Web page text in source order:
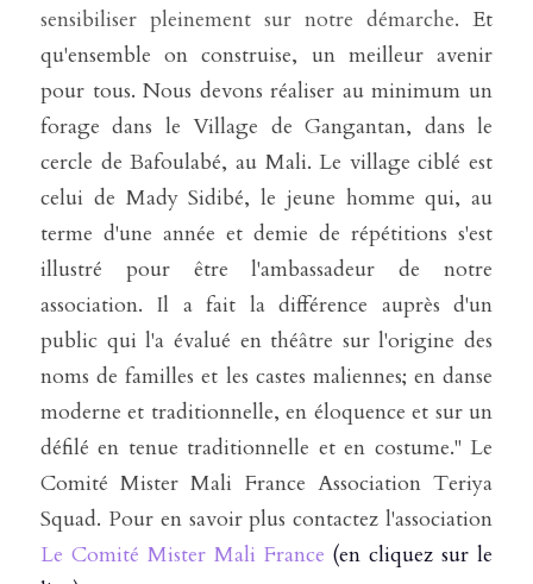
sensibiliser pleinement sur notre démarche. Et
qu'ensemble on construise, un meilleur avenir
pour tous. Nous devons réaliser au minimum un
forage dans le Village de Gangantan, dans le
cercle de Bafoulabé, au Mali. Le village ciblé est
celui de Mady Sidibé, le jeune homme qui, au
terme d'une année et demie de répétitions s'est
illustré pour être l'ambassadeur de notre
association. Il a fait la différence auprès d'un
public qui l'a évalué en théâtre sur l'origine des
noms de familles et les castes maliennes; en danse
moderne et traditionnelle, en éloquence et sur un
défilé en tenue traditionnelle et en costume." Le
Comité Mister Mali France Association Teriya
Le Comité Mister Mali France (en cliquez sur le